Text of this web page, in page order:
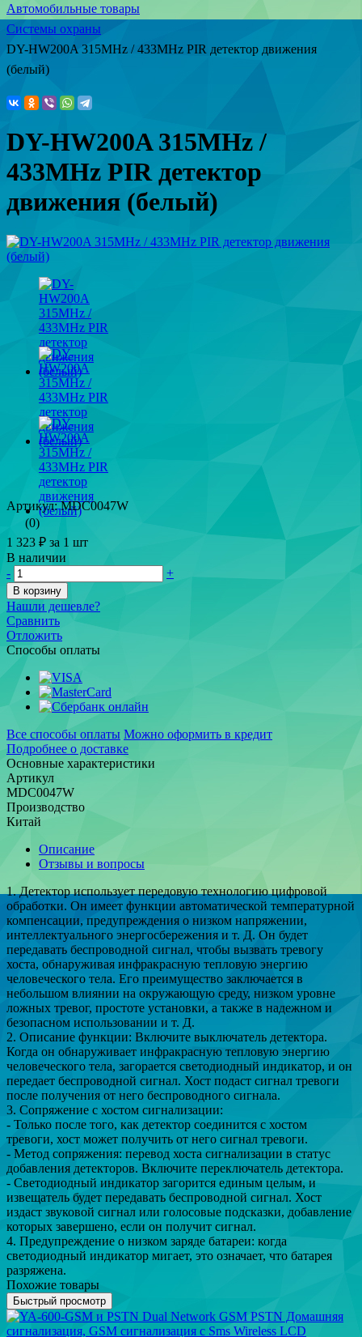
Автомобильные товары
Системы охраны
DY-HW200A 315MHz / 433MHz PIR детектор движения
(белый)
DY-HW200A 315MHz /
433MHz PIR детектор
движения (белый)
Артикул: MDC0047W
(0)
1 323 ₽ за 1 шт
В наличии
-
+
В корзину
Нашли дешевле?
Сравнить
Отложить
Способы оплаты
Все способы оплаты Можно оформить в кредит
Подробнее о доставке
Основные характеристики
Артикул
MDC0047W
Производство
Китай
Описание
Отзывы и вопросы
1. Детектор использует передовую технологию цифровой
обработки. Он имеет функции автоматической температурной
компенсации, предупреждения о низком напряжении,
интеллектуального энергосбережения и т. Д. Он будет
передавать беспроводной сигнал, чтобы вызвать тревогу
хоста, обнаруживая инфракрасную тепловую энергию
человеческого тела. Его преимущество заключается в
небольшом влиянии на окружающую среду, низком уровне
ложных тревог, простоте установки, а также в надежном и
безопасном использовании и т. Д.
2. Описание функции: Включите выключатель детектора.
Когда он обнаруживает инфракрасную тепловую энергию
человеческого тела, загорается светодиодный индикатор, и он
передает беспроводной сигнал. Хост подаст сигнал тревоги
после получения от него беспроводного сигнала.
3. Сопряжение с хостом сигнализации:
- Только после того, как детектор соединится с хостом
тревоги, хост может получить от него сигнал тревоги.
- Метод сопряжения: перевод хоста сигнализации в статус
добавления детекторов. Включите переключатель детектора.
- Светодиодный индикатор загорится единым целым, и
извещатель будет передавать беспроводной сигнал. Хост
издаст звуковой сигнал или голосовые подсказки, добавление
которых завершено, если он получит сигнал.
4. Предупреждение о низком заряде батареи: когда
светодиодный индикатор мигает, это означает, что батарея
разряжена.
Похожие товары
Быстрый просмотр